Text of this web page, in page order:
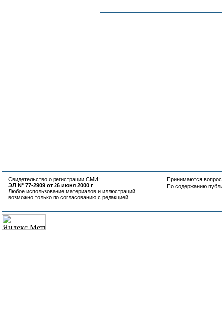
Свидетельство о регистрации СМИ:
ЭЛ N° 77-2909 от 26 июня 2000 г
Любое использование материалов и иллюстраций
возможно только по согласованию с редакцией
Принимаются
По содержанию